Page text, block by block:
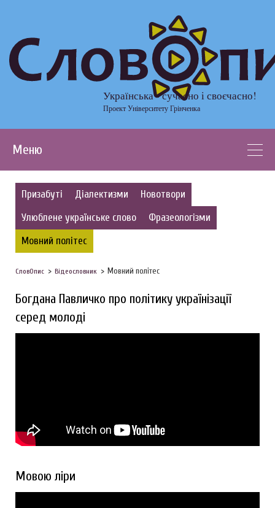
Українська - сучасно і своєчасно!
Проект Університету Грінченка
Меню
Призабуті Діалектизми
Новотвори
Улюблене українське слово
Фразеологізми
Мовний політес
СловОпис Відеословник Мовний політес
Богдана Павличко про політику українізації
серед молоді
Мовою ліри